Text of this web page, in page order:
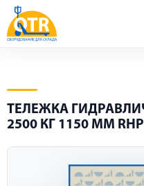
ТЕЛЕЖКА
2500 КГ 1150 ММ